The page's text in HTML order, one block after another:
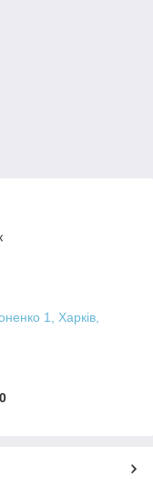
1, Харків,